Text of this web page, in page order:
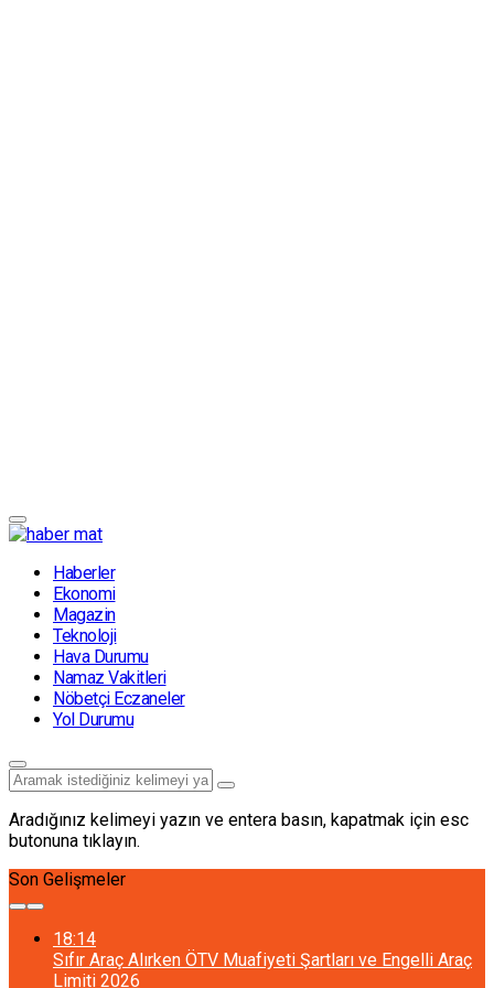
Haberler
Ekonomi
Magazin
Teknoloji
Hava Durumu
Namaz Vakitleri
Nöbetçi Eczaneler
Yol Durumu
Aradığınız kelimeyi yazın ve entera basın, kapatmak için esc
butonuna tıklayın.
Son Gelişmeler
18:14
Sıfır Araç Alırken ÖTV Muafiyeti Şartları ve Engelli Araç
Limiti 2026